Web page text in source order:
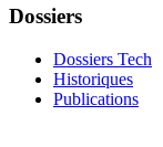
Dossiers
Dossiers Tech
Historiques
Publications